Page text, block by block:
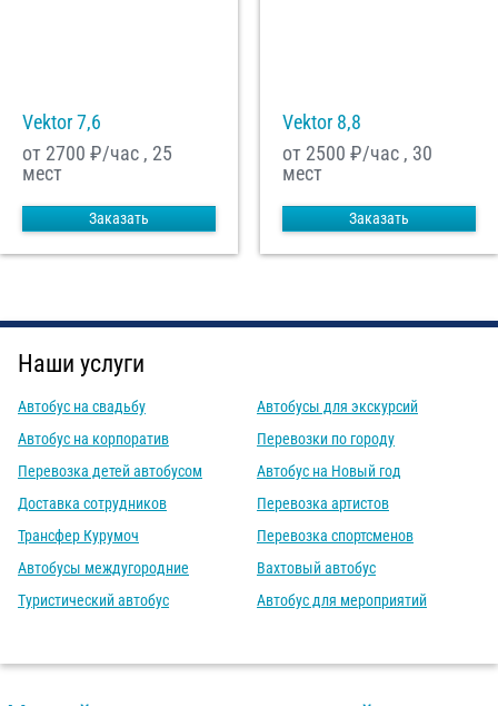
Vektor 7,6
от 2700 ₽/час , 25
мест
Заказать
Vektor 8,8
от 2500 ₽/час , 30
мест
Заказать
Наши услуги
Автобус на свадьбу
Автобус на корпоратив
Перевозка детей автобусом
Доставка сотрудников
Трансфер Курумоч
Автобусы междугородние
Туристический автобус
Автобусы для экскурсий
Перевозки по городу
Автобус на Новый год
Перевозка артистов
Перевозка спортсменов
Вахтовый автобус
Автобус для мероприятий